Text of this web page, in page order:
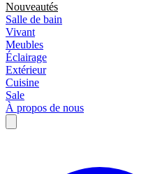
Nouveautés
Salle de bain
Vivant
Meubles
Éclairage
Extérieur
Cuisine
Sale
À propos de nous